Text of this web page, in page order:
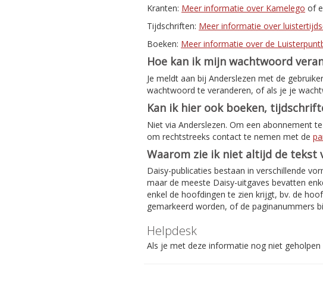
Kranten: Meer informatie over Kamelego of
Tijdschriften: Meer informatie over
Boeken: Meer informatie over de
Hoe kan ik mijn wachtwoord
Je meldt aan bij Anderslezen met de
wachtwoord te veranderen, of als je je
Kan ik hier ook boeken,
Niet via Anderslezen. Om een abonnement
om rechtstreeks contact te nemen met de
Waarom zie ik niet altijd de tekst
Daisy-publicaties bestaan in verschillende
maar de meeste Daisy-uitgaves bevatten
enkel de hoofdingen te zien krijgt, bv. de
gemarkeerd worden, of de paginanummers
Helpdesk
Als je met deze informatie nog niet